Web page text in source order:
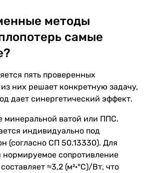
методы
самые
пять проверенных
них решает конкретную задачу,
дает синергетический эффект.
минеральной ватой или ППС.
индивидуально под
(согласно СП 50.13330). Для
нормируемое сопротивление
≈3,2 (м²·°С)/Вт, что